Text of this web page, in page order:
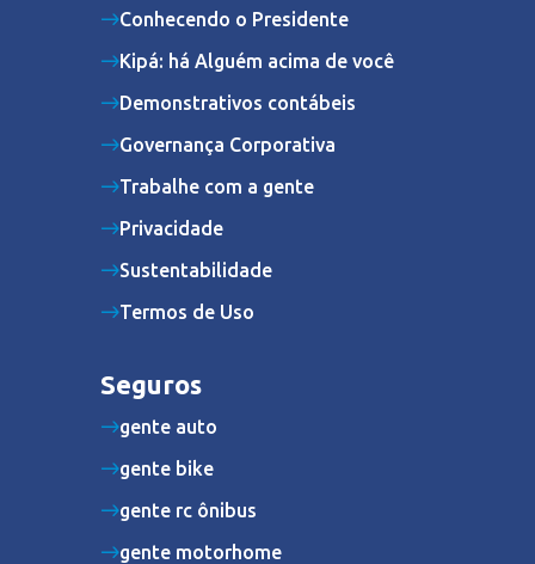
Conhecendo o Presidente
Kipá: há Alguém acima de você
Demonstrativos contábeis
Governança Corporativa
Trabalhe com a gente
Privacidade
Sustentabilidade
Termos de Uso
Seguros
gente auto
gente bike
gente rc ônibus
gente motorhome